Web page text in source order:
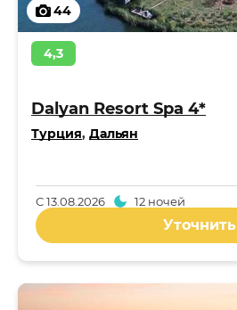
44
4,3
Dalyan Resort Spa 4*
Турция, Дальян
С13.08.2026 12 ночей
Уточнить